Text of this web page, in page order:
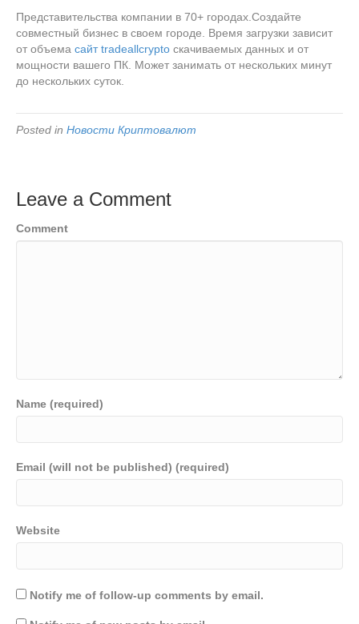
Представительства компании в 70+ городах.Создайте
совместный бизнес в своем городе. Время загрузки зависит
от объема сайт tradeallcrypto скачиваемых данных и от
мощности вашего ПК. Может занимать от нескольких минут
до нескольких суток.
Posted in Новости Криптовалют
Leave a Comment
Comment
Name (required)
Email (will not be published) (required)
Website
Notify me of follow-up comments by email.